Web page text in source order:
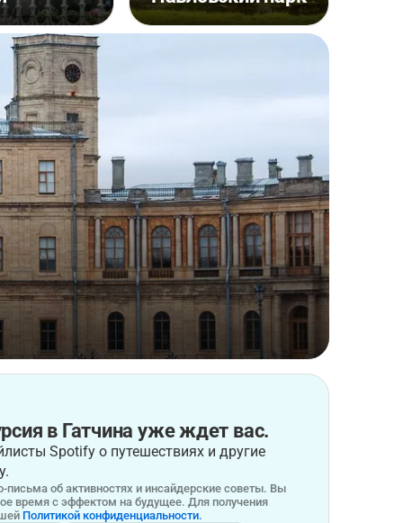
в Гатчина уже ждет вас.
Spotify о путешествиях и другие
об активностях и инсайдерские советы. Вы
время с эффектом на будущее. Для получения
Политикой конфиденциальности.